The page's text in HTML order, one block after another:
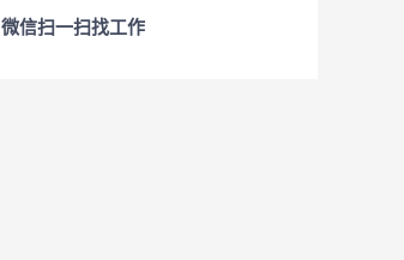
微信扫一扫找工作